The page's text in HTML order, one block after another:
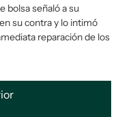
bolsa señaló a su
su contra y lo intimó
reparación de los